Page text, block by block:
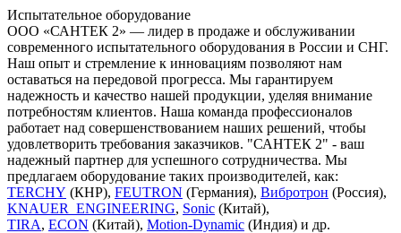
Испытательное оборудование
ООО «САНТЕК 2» — лидер в продаже и обслуживании
современного испытательного оборудования в России и СНГ.
Наш опыт и стремление к инновациям позволяют нам
оставаться на передовой прогресса. Мы гарантируем
надежность и качество нашей продукции, уделяя внимание
потребностям клиентов. Наша команда профессионалов
работает над совершенствованием наших решений, чтобы
удовлетворить требования заказчиков. "САНТЕК 2" - ваш
надежный партнер для успешного сотрудничества. Мы
предлагаем оборудование таких производителей, как:
TERCHY (КНР), FEUTRON (Германия), Вибротрон (Россия),
KNAUER_ENGINEERING, Sonic (Китай),
TIRA, ECON (Китай), Motion-Dynamic (Индия) и др.